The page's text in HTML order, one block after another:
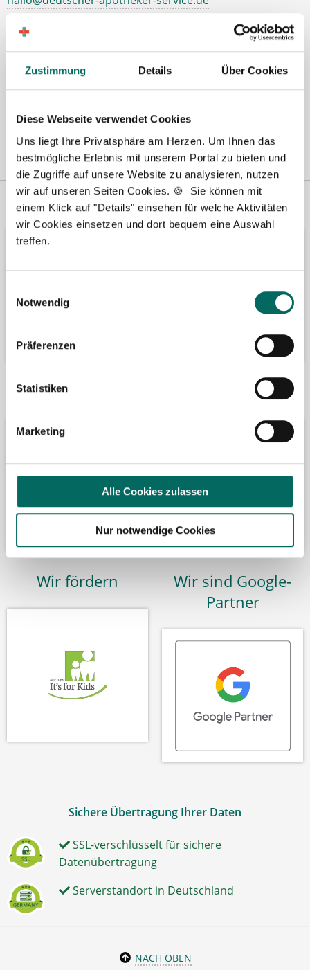
Zustimmung Details Über Cookies
Diese Webseite verwendet Cookies
Uns liegt Ihre Privatsphäre am Herzen. Um Ihnen das
bestmögliche Erlebnis mit unserem Portal zu bieten und
die Zugriffe auf unsere Website zu analysieren, nutzen
wir auf unseren Seiten Cookies. 🍪 Sie können mit
einem Klick auf "Details" einsehen für welche Aktivitäten
wir Cookies einsetzen und dort bequem eine Auswahl
treffen.
Notwendig
Präferenzen
Statistiken
Marketing
Alle Cookies zulassen
Nur notwendige Cookies
Vertreten in Wir fördern
Bäume pflanzen Kooperation mit
Wir fördern
Wir sind Google-
Partner
Sichere Übertragung Ihrer Daten
SSL-verschlüsselt für sichere
Datenübertragung
Serverstandort in Deutschland
NACH OBEN